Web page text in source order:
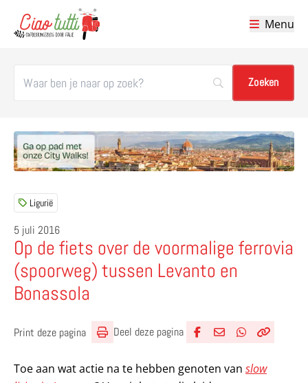
Menu
Ligurië
5 juli 2016
Op de fiets over de voormalige ferrovia
(spoorweg) tussen Levanto en
Bonassola
Print deze pagina Deel deze pagina
Toe aan wat actie na te hebben genoten van slow